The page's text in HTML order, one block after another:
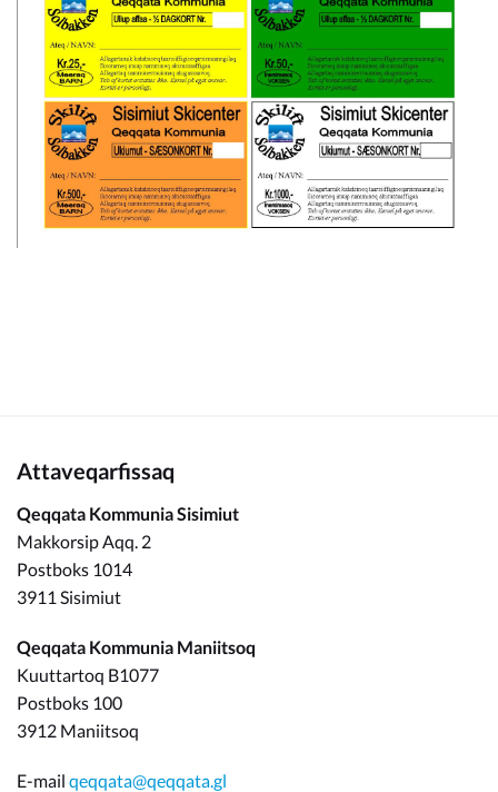
Attaveqarfissaq
Qeqqata Kommunia Sisimiut
Makkorsip Aqq. 2
Postboks 1014
3911 Sisimiut
Qeqqata Kommunia Maniitsoq
Kuuttartoq B1077
Postboks 100
3912 Maniitsoq
E-mail qeqqata@qeqqata.gl